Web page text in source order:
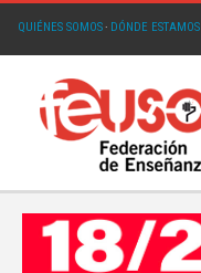
QUIÉNES SOMOS· DÓNDE ESTAMOS